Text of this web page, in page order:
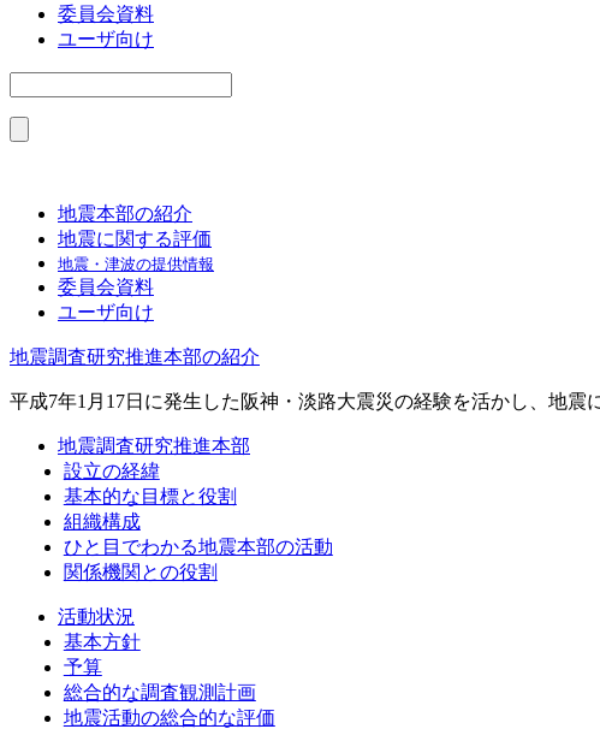
委員会資料
ユーザ向け
地震本部の紹介
地震に関する評価
地震・津波の提供情報
委員会資料
ユーザ向け
地震調査研究推進本部の紹介
平成7年1月17日に発生した阪神・淡路大震災の経験を活かし、地
地震調査研究推進本部
設立の経緯
基本的な目標と役割
組織構成
ひと目でわかる地震本部の活動
関係機関との役割
活動状況
基本方針
予算
総合的な調査観測計画
地震活動の総合的な評価